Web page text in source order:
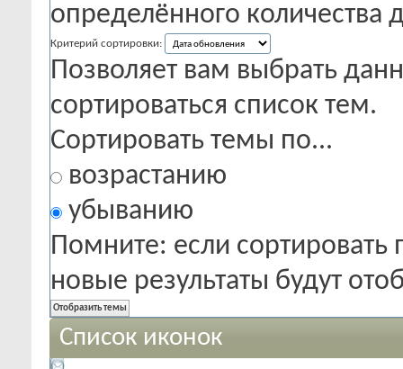
определённого количества
Критерий сортировки:
Позволяет вам выбрать
сортироваться список тем.
Сортировать темы по...
возрастанию
убыванию
Помните: если
новые результаты будут
Список иконок